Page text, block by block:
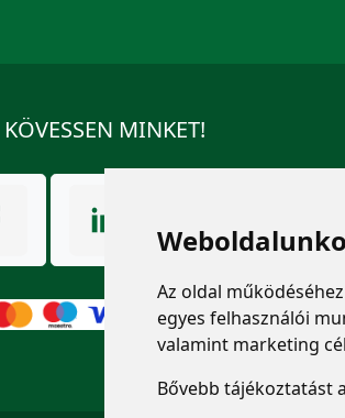
Az oldal
egyes felhasználói
valamint marketing
Bővebb tájékoztatást a
KÖVESSEN MINKET!